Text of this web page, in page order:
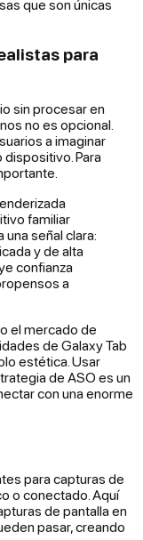
que son únicas
para
sin procesar en
no es opcional.
a imaginar
Para
familiar
una señal clara:
y de alta
confianza
a
el mercado de
de Galaxy Tab
estética. Usar
de ASO es un
con una enorme
para capturas de
o conectado. Aquí
de pantalla en
pasar, creando